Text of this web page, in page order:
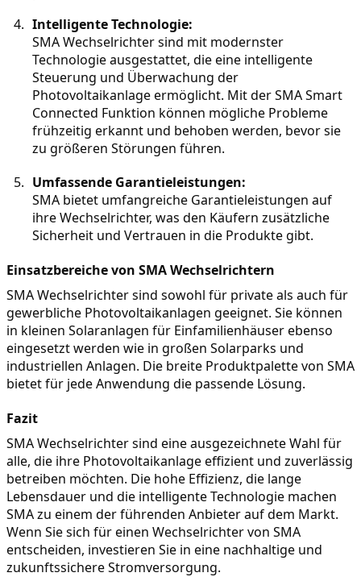
Intelligente Technologie:
SMA Wechselrichter sind mit modernster
Technologie ausgestattet, die eine intelligente
Steuerung und Überwachung der
Photovoltaikanlage ermöglicht. Mit der SMA Smart
Connected Funktion können mögliche Probleme
frühzeitig erkannt und behoben werden, bevor sie
zu größeren Störungen führen.
Umfassende Garantieleistungen:
SMA bietet umfangreiche Garantieleistungen auf
ihre Wechselrichter, was den Käufern zusätzliche
Sicherheit und Vertrauen in die Produkte gibt.
Einsatzbereiche von SMA Wechselrichtern
SMA Wechselrichter sind sowohl für private als auch für
gewerbliche Photovoltaikanlagen geeignet. Sie können
in kleinen Solaranlagen für Einfamilienhäuser ebenso
eingesetzt werden wie in großen Solarparks und
industriellen Anlagen. Die breite Produktpalette von SMA
bietet für jede Anwendung die passende Lösung.
Fazit
SMA Wechselrichter sind eine ausgezeichnete Wahl für
alle, die ihre Photovoltaikanlage effizient und zuverlässig
betreiben möchten. Die hohe Effizienz, die lange
Lebensdauer und die intelligente Technologie machen
SMA zu einem der führenden Anbieter auf dem Markt.
Wenn Sie sich für einen Wechselrichter von SMA
entscheiden, investieren Sie in eine nachhaltige und
zukunftssichere Stromversorgung.